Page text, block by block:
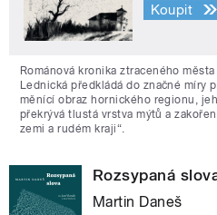
Koupit
Románová kronika ztraceného
Lednická předkládá do značné míry
měnící obraz hornického regionu,
překrývá tlustá vrstva mýtů a
zemi a rudém kraji“.
Rozsypaná
Martin Daneš